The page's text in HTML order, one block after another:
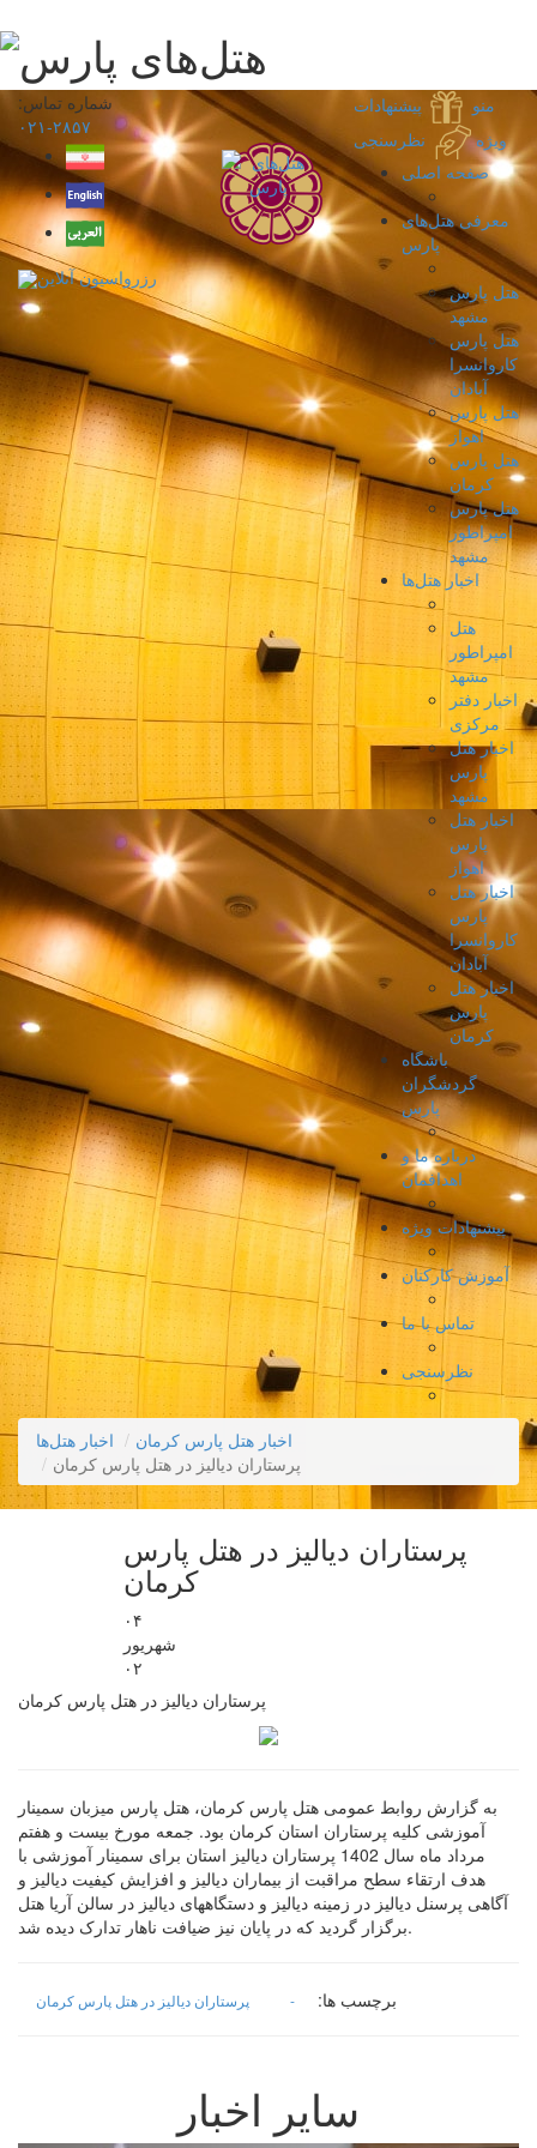
منو
پیشنهادات
ویژه
نظرسنجی
صفحه اصلی
معرفی هتل‌های
پارس
هتل پارس
مشهد
هتل پارس
کاروانسرا
آبادان
هتل پارس
اهواز
هتل پارس
کرمان
هتل پارس
امپراطور
مشهد
اخبار هتل‌ها
هتل
امپراطور
مشهد
اخبار دفتر
مرکزی
اخبار هتل
پارس
مشهد
اخبار هتل
پارس
اهواز
اخبار هتل
پارس
کاروانسرا
آبادان
اخبار هتل
پارس
کرمان
باشگاه
گردشگران
پارس
درباره ما و
اهدافمان
پیشنهادات ویژه
آموزش کارکنان
تماس با ما
نظرسنجی
شماره تماس:
۲۸۵۷-۰۲۱
رزرواسیون آنلاین
اخبار هتل‌ها
اخبار هتل پارس کرمان
پرستاران دیالیز در هتل پارس کرمان
پرستاران دیالیز در هتل پارس
کرمان
۰۴
شهريور
۰۲
پرستاران دیالیز در هتل پارس کرمان
به گزارش روابط عمومی هتل پارس کرمان، هتل پارس میزبان سمینار
آموزشی کلیه پرستاران استان کرمان بود. جمعه مورخ بیست و هفتم
مرداد ماه سال 1402 پرستاران دیالیز استان برای سمینار آموزشی با
هدف ارتقاء سطح مراقبت از بیماران دیالیز و افزایش کیفیت دیالیز و
آگاهی پرسنل دیالیز در زمینه دیالیز و دستگاههای دیالیز در سالن آریا هتل
برگزار گردید که در پایان نیز ضیافت ناهار تدارک دیده شد.
برچسب ها: - پرستاران دیالیز در هتل پارس کرمان
سایر اخبار